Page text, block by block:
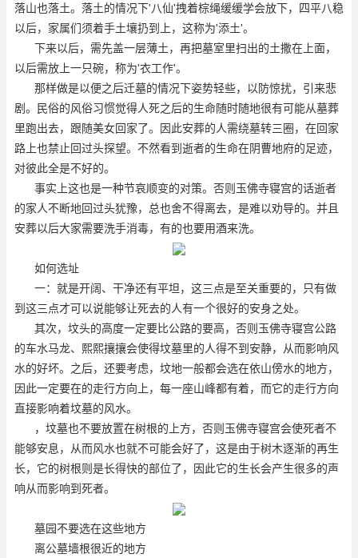
落山也落土。落土的情况下'八仙'拽着棕绳缓缓学会放下，四平八稳
以后，家属们须着手土壤扔到上，这称为'添土'。
下来以后，需先盖一层薄土，再把墓室里扫出的土撒在上面，
以后需放上一只碗，称为'衣工作'。
那样做是以便之后迁墓的情况下姿势轻些，以防惊扰，引来悲
剧。民俗的风俗习惯觉得人死之后的生命随时随地很有可能从墓葬
里跑出去，跟随美女回家了。因此安葬的人需绕墓转三圈，在回家
路上也禁止回过头探望。不然看到逝者的生命在阴曹地府的足迹，
对彼此全是不好的。
事实上这也是一种节哀顺变的对策。否则 玉佛寺寝宫的话逝者
的家人不断地回过头犹豫，总也舍不得离去，是难以劝导的。并且
安葬以后大家需要洗手消毒，有的也要用酒来洗。
如何选址
一：就是开阔、干净还有平坦，这三点是至关重要的，只有做
到这三点才可以说能够让死去的人有一个很好的安身之处。
其次，坟头的高度一定要比公路的要高，否则 玉佛寺寝宫公路
的车水马龙、熙熙攘攘会使得坟墓里的人得不到安静，从而影响风
水的好坏。之后，还要考虑，坟地一般都会选在依山傍水的地方，
因此一定要在的走行方向上，每一座山峰都有着，而它的走行方向
直接影响着坟墓的风水。
，坟墓也不要放置在树根的上方，否则 玉佛寺寝宫会使死者不
能够安息，从而风水也就不可能会好了，这是由于树木逐渐的再生
长，它的树根则是长得快的部位了，因此它的生长会产生很多的声
响从而影响到死者。
墓园不要选在这些地方
离公墓墙根很近的地方